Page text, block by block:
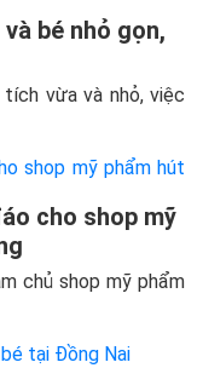
bé nhỏ gọn,
vừa và nhỏ, việc
cho shop mỹ
chủ shop mỹ phẩm